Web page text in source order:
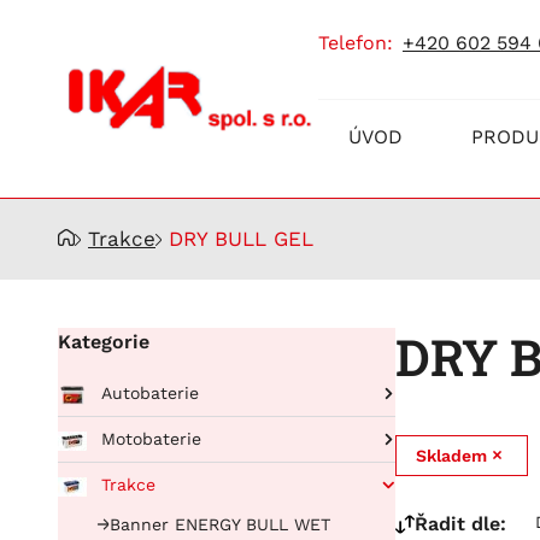
Prodej
akumulátorů
telefon: +420 602 594
ÚVOD
Trakce DRY BULL GEL
Kategorie
Autobaterie
Pro osobní automobily
RUNNING BULL AGM
EFB
Pro nákladní automobily
Motobaterie
BIKE BULL
BIKE BULL AGM
Trakce
Banner ENERGY BULL WET
DRY
Skladem
Řadit dle: